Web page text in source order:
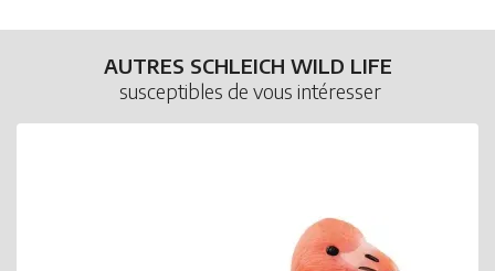
AUTRES SCHLEICH WILD LIFE
susceptibles de vous intéresser